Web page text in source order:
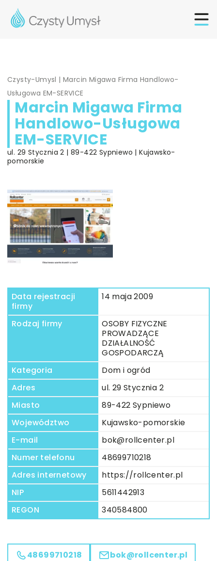
Czysty-Umysl |Marcin Migawa Firma Handlowo-
Usługowa EM-SERVICE
Marcin Migawa Firma
Handlowo-Usługowa
EM-SERVICE
ul. 29 Stycznia 2 | 89-422 Sypniewo | Kujawsko-
pomorskie
Data rejestracji
firmy
14 maja 2009
Rodzaj firmy
OSOBY FIZYCZNE
PROWADZĄCE
DZIAŁALNOŚĆ
GOSPODARCZĄ
Kategoria
Dom i ogród
Adres
ul. 29 Stycznia 2
Miasto
89-422 Sypniewo
Województwo
Kujawsko-pomorskie
E-mail
bok@rollcenter.pl
Numer telefonu
48699710218
Adres internetowy
https://rollcenter.pl
NIP
5611442913
REGON
340584800
48699710218 bok@rollcenter.pl